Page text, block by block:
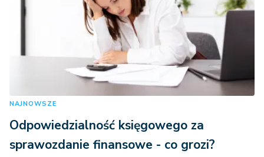
NAJNOWSZE
Odpowiedzialność księgowego za
sprawozdanie finansowe - co grozi?